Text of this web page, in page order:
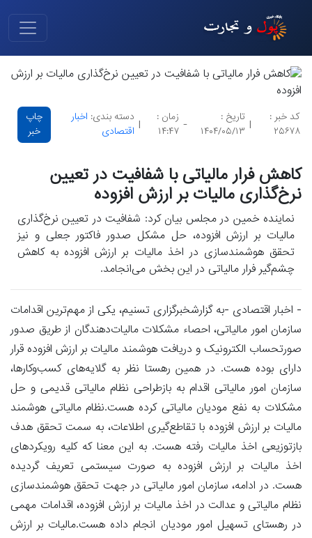
کد خبر :
۲۵۶۷۸
|
تاریخ :
۱۴۰۴/۰۵/۱۳
-
زمان :
۱۴:۴۷
|
دسته بندی: اخبار
اقتصادی
چاپ
خبر
کاهش فرار مالیاتی با شفافیت در تعیین
نرخ‌گذاری مالیات بر ارزش افزوده
نماینده خمین در مجلس بیان کرد: شفافیت در تعیین نرخ‌گذاری
مالیات بر ارزش افزوده، حل مشکل صدور فاکتور جعلی و نیز
تحقق هوشمندسازی در اخذ مالیات بر ارزش افزوده به کاهش
چشم‌گیر فرار مالیاتی در این بخش می‌انجامد.
- اخبار اقتصادی -به گزارشخبرگزاری تسنیم، یکی از مهم‌ترین اقدامات
سازمان امور مالیاتی، احصاء مشکلات مالیات‌دهندگان از طریق صدور
صورتحساب الکترونیک و دریافت هوشمند مالیات بر ارزش افزوده قرار
دارای بوده هست. در همین رهستا نظر به گلایه‌های کسب‌وکارها،
سازمان امور مالیاتی اقدام به بازطراحی نظام مالیاتی قدیمی و حل
مشکلات به نفع مودیان مالیاتی کرده هست.نظام مالیاتی هوشمند
مالیات بر ارزش افزوده با تقاطع‌گیری اطلاعات، به سمت تحقق هدف
بازتوزیعی اخذ مالیات رفته هست. به این معنا که کلیه رویکردهای
اخذ مالیات بر ارزش افزوده به صورت سیستمی تعریف گردیده
هست. در ادامه، سازمان امور مالیاتی در جهت تحقق هوشمندسازی
نظام مالیاتی و عدالت در اخذ مالیات بر ارزش افزوده، اقدامات مهمی
در رهستای تسهیل امور مودیان انجام داده هست.مالیات بر ارزش